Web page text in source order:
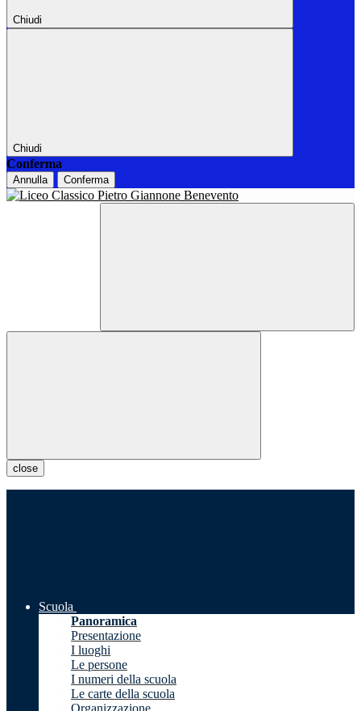
Chiudi
Chiudi
Conferma
Annulla Conferma
close
Scuola
Panoramica
Presentazione
I luoghi
Le persone
I numeri della scuola
Le carte della scuola